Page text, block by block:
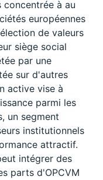
à au
européennes
de valeurs
siège social
par une
sur d'autres
active vise à
parmi les
un segment
institutionnels
attractif.
intégrer des
parts d'OPCVM